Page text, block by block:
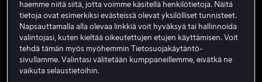
Lasse hiihtolomalla
haemme niitä siitä, jotta voimme käsitellä henkilötietoja. Näitä
tietoja ovat esimerkiksi evästeissä olevat yksilölliset tunnisteet.
Napsauttamalla alla olevaa linkkiä voit hyväksyä tai hallinnoida
valintojasi, kuten kieltää oikeutettujen etujen käyttämisen. Voit
tehdä tämän myös myöhemmin Tietosuojakäytäntö-
sivullamme. Valintasi välitetään kumppaneillemme, eivätkä ne
vaikuta selaustietoihin.